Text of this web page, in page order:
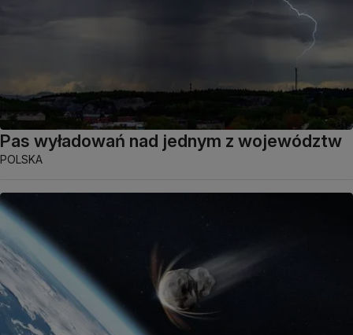
Pas wyładowań nad jednym z województw
POLSKA